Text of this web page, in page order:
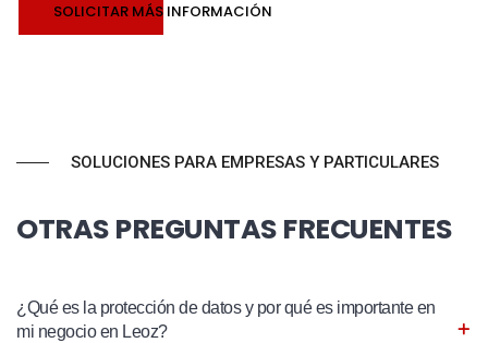
SOLICITAR MÁS INFORMACIÓN
SOLUCIONES PARA EMPRESAS Y PARTICULARES
OTRAS PREGUNTAS FRECUENTES
¿Qué es la protección de datos y por qué es importante en
mi negocio en Leoz?